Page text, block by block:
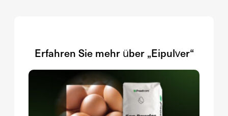
Erfahren Sie mehr über „Eipulver“